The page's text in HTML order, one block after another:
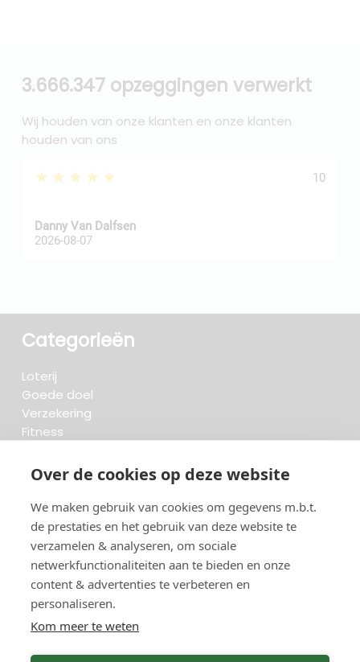
Over de cookies op deze website
We maken gebruik van cookies om gegevens m.b.t.
de prestaties en het gebruik van deze website te
verzamelen & analyseren, om sociale
netwerkfunctionaliteiten aan te bieden en onze
content & advertenties te verbeteren en
personaliseren.
Kom meer te weten
3.666.347 opzeggingen verwerkt
Wij houden van onze klanten en onze klanten
houden van ons
★★★★★ 10
Danny Van Dalfsen
2026-08-07
Categorieën
Loterij
Goede doel
Verzekering
Fitness
Opzeggen.be
FAQ
Beoordelingen
Blog
Meteen opzeggen